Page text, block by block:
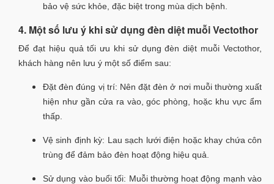
bảo vệ sức khỏe, đặc biệt trong mùa dịch bệnh.
4. Một số lưu ý khi sử dụng đèn diệt muỗi Vectothor
Để đạt hiệu quả tối ưu khi sử dụng đèn diệt muỗi Vectothor,
khách hàng nên lưu ý một số điểm sau:
Đặt đèn đúng vị trí: Nên đặt đèn ở nơi muỗi thường xuất
hiện như gần cửa ra vào, góc phòng, hoặc khu vực ẩm
thấp.
Vệ sinh định kỳ: Lau sạch lưới điện hoặc khay chứa côn
trùng để đảm bảo đèn hoạt động hiệu quả.
Sử dụng vào buổi tối: Muỗi thường hoạt động mạnh vào